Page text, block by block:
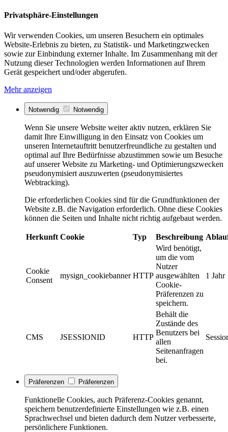
Privatsphäre-Einstellungen
Wir verwenden Cookies, um unseren Besuchern ein optimales
Website-Erlebnis zu bieten, zu Statistik- und Marketingzwecken
sowie zur Einbindung externer Inhalte. Im Zusammenhang mit der
Nutzung dieser Technologien werden Informationen auf Ihrem
Gerät gespeichert und/oder abgerufen.
Mehr anzeigen
Notwendig Notwendig
Wenn Sie unsere Website weiter aktiv nutzen, erklären Sie
damit Ihre Einwilligung in den Einsatz von Cookies um
unseren Internetauftritt benutzerfreundliche zu gestalten und
optimal auf Ihre Bedürfnisse abzustimmen sowie um Besuche
auf unserer Website zu Marketing- und Optimierungszwecken
pseudonymisiert auszuwerten (pseudonymisiertes
Webtracking).
Die erforderlichen Cookies sind für die Grundfunktionen der
Website z.B. die Navigation erforderlich. Ohne diese Cookies
können die Seiten und Inhalte nicht richtig aufgebaut werden.
Herkunft Cookie Typ Beschreibung
Cookie
Consent
mysign_cookiebanner HTTP
Wird benötigt,
um die vom
Nutzer
ausgewählten
Cookie-
Präferenzen zu
speichern.
1 Jahr
CMS JSESSIONID HTTP
Behält die
Zustände des
Benutzers bei
allen
Seitenanfragen
bei.
Präferenzen Präferenzen
Funktionelle Cookies, auch Präferenz-Cookies genannt,
speichern benutzerdefinierte Einstellungen wie z.B. einen
Sprachwechsel und bieten dadurch dem Nutzer verbesserte,
persönlichere Funktionen.